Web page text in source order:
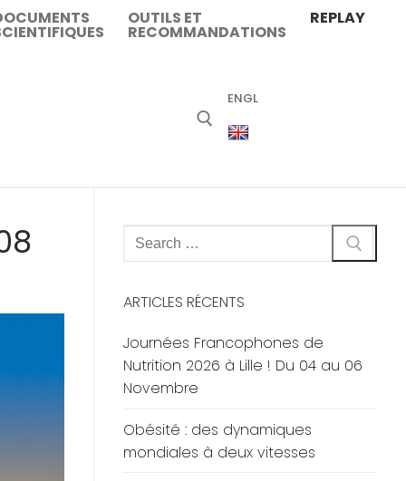
OUTILS ET
RECOMMANDATIONS
REPLAY
ENGL
Rechercher
:
ARTICLES RÉCENTS
Journées Francophones de
Nutrition 2026 à Lille ! Du 04 au 06
Novembre
Obésité : des dynamiques
mondiales à deux vitesses